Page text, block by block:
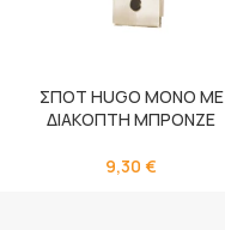
ΣΠΟΤ HUGO ΜΟΝΟ ΜΕ
ΔΙΑΚΟΠΤΗ ΜΠΡΟΝΖΕ
9,30 €